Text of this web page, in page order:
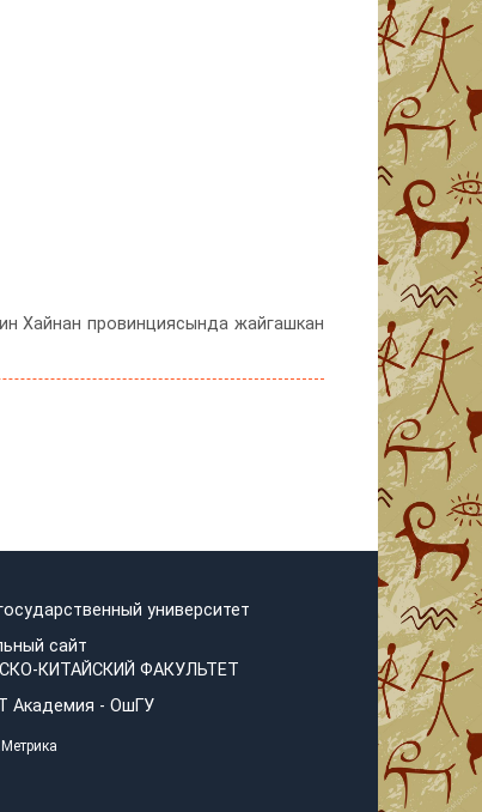
Хайнан провинциясында жайгашкан
университет
сайт
КИТАЙСКИЙ ФАКУЛЬТЕТ
Академия - OшГУ